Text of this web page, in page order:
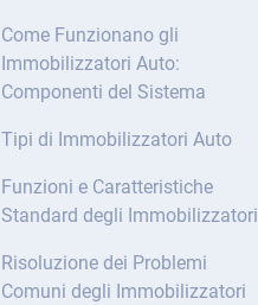
Come Funzionano gli
Immobilizzatori Auto:
Componenti del Sistema
Tipi di Immobilizzatori Auto
Funzioni e Caratteristiche
Standard degli Immobilizzatori
Risoluzione dei Problemi
Comuni degli Immobilizzatori